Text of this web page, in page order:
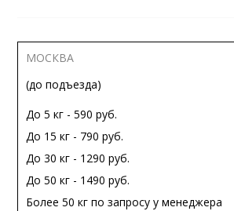
МОСКВА
(до подъезда)
До 5 кг - 590 руб.
До 15 кг - 790 руб.
До 30 кг - 1290 руб.
До 50 кг - 1490 руб.
Более 50 кг по запросу у менеджера